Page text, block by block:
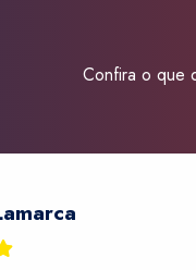
Confira o que